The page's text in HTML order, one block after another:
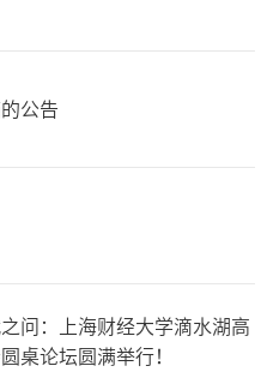
公告
问：上海财经大学滴水湖高
桌论坛圆满举行！